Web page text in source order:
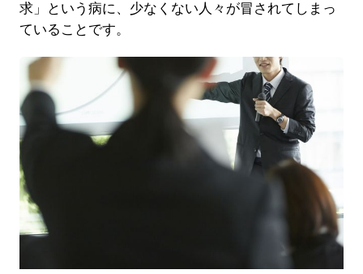
求」という病に、少なくない人々が冒されてしまっ
ていることです。